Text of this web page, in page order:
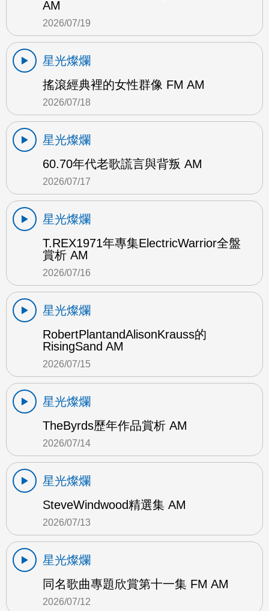
AM
2026/07/19
星光燦爛
搖滾經典裡的女性群像 FM AM
2026/07/18
星光燦爛
60.70年代老歌謊言與背叛 AM
2026/07/17
星光燦爛
T.REX1971年專集ElectricWarrior全盤
賞析 AM
2026/07/16
星光燦爛
RobertPlantandAlisonKrauss的
RisingSand AM
2026/07/15
星光燦爛
TheByrds歷年作品賞析 AM
2026/07/14
星光燦爛
SteveWindwood精選集 AM
2026/07/13
星光燦爛
同名歌曲專題欣賞第十一集 FM AM
2026/07/12